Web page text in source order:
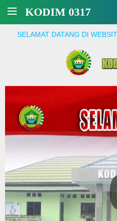
KODIM 0317
DATANG DI WEBSITE RESMI